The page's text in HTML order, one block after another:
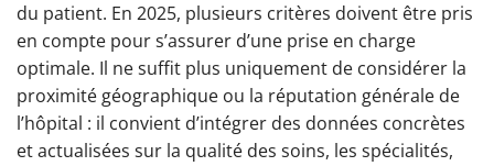
du patient. En 2025, plusieurs critères doivent être pris
en compte pour s’assurer d’une prise en charge
optimale. Il ne suffit plus uniquement de considérer la
proximité géographique ou la réputation générale de
l’hôpital : il convient d’intégrer des données concrètes
et actualisées sur la qualité des soins, les spécialités,